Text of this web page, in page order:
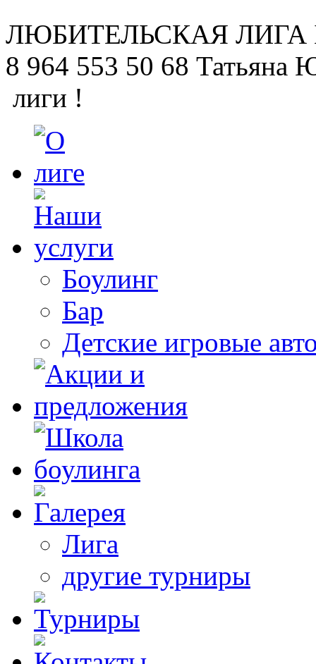
ЛЮБИТЕЛЬСКАЯ ЛИГА
8 964 553 50 68 Татьяна
лиги !
Боулинг
Бар
Детские игровые
Лига
другие турниры